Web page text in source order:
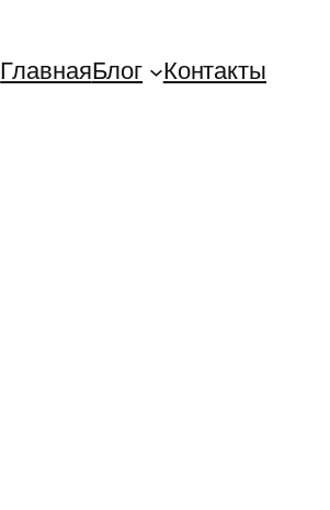
ГлавнаяБлог Контакты